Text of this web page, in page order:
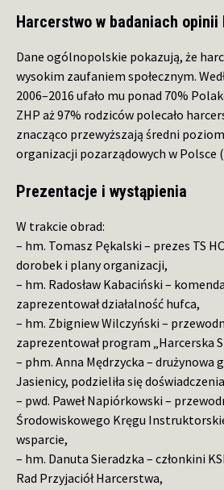
Harcerstwo w badaniach opinii
Dane ogólnopolskie pokazują, że
wysokim zaufaniem społecznym.
2006–2016 ufało mu ponad 70%
ZHP aż 97% rodziców polecało
znacząco przewyższają średni
organizacji pozarządowych w Polsce
Prezentacje i wystąpienia
W trakcie obrad:
– hm. Tomasz Pękalski – prezes TS
dorobek i plany organizacji,
– hm. Radosław Kabaciński –
zaprezentował działalność hufca,
– hm. Zbigniew Wilczyński –
zaprezentował program „Harcerska
– phm. Anna Mędrzycka – drużynowa
Jasienicy, podzieliła się
– pwd. Paweł Napiórkowski –
Środowiskowego Kręgu
wsparcie,
– hm. Danuta Sieradzka – członkini
Rad Przyjaciół Harcerstwa,